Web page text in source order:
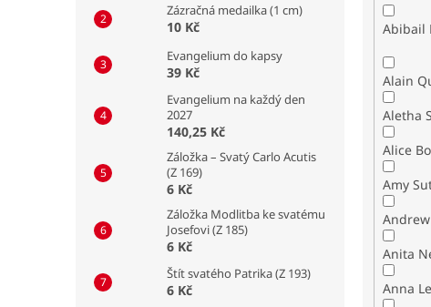
Zázračná medailka (1 cm)
10 Kč
Evangelium do kapsy
39 Kč
Evangelium na každý den
2027
140,25 Kč
Záložka – Svatý Carlo Acutis
(Z 169)
6 Kč
Záložka Modlitba ke svatému
Josefovi (Z 185)
6 Kč
Štít svatého Patrika (Z 193)
6 Kč
Abibail
Alain
Aletha
Alice
Amy
Anita
Anna